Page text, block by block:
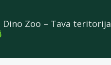
Dino Zoo – Tava teritorija